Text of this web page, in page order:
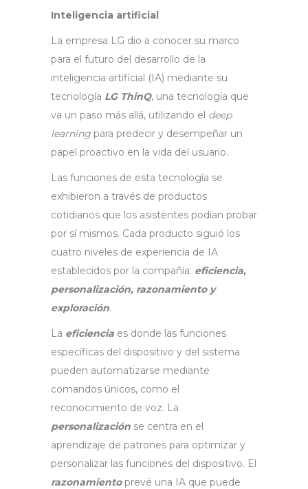
Inteligencia artificial
La empresa LG dio a conocer su marco
para el futuro del desarrollo de la
inteligencia artificial (IA) mediante su
tecnología LG ThinQ, una tecnología que
va un paso más allá, utilizando el deep
learning para predecir y desempeñar un
papel proactivo en la vida del usuario.
Las funciones de esta tecnología se
exhibieron a través de productos
cotidianos que los asistentes podían probar
por sí mismos. Cada producto siguió los
cuatro niveles de experiencia de IA
establecidos por la compañía: eficiencia,
personalización, razonamiento y
exploración.
La eficiencia es donde las funciones
específicas del dispositivo y del sistema
pueden automatizarse mediante
comandos únicos, como el
reconocimiento de voz. La
personalización se centra en el
aprendizaje de patrones para optimizar y
personalizar las funciones del dispositivo. El
razonamientoprevé una IA que puede